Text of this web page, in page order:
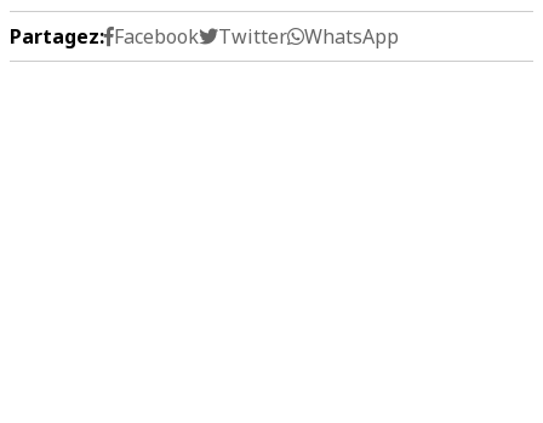
Partagez: Facebook Twitter WhatsApp